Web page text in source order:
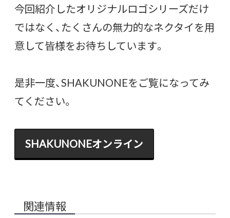
今回紹介したオリジナルロゴシリーズだけ
ではなく、たくさんの無力的なネクタイを用
意して皆様をお待ちしています。
是非一度、SHAKUNONEをご覧になってみ
てください。
SHAKUNONEオンライン
関連情報